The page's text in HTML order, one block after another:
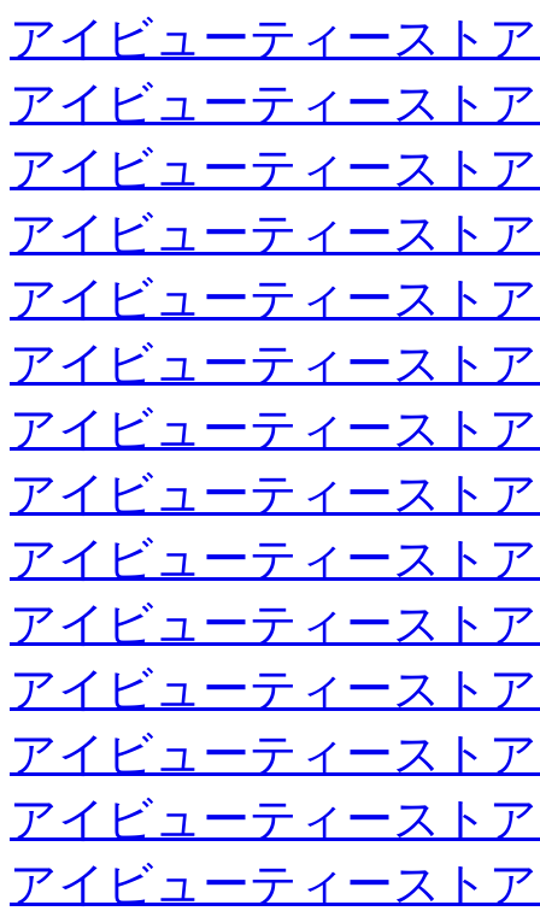
アイビューティースト
アイビューティースト
アイビューティースト
アイビューティースト
アイビューティースト
アイビューティースト
アイビューティースト
アイビューティースト
アイビューティースト
アイビューティースト
アイビューティースト
アイビューティースト
アイビューティースト
アイビューティースト